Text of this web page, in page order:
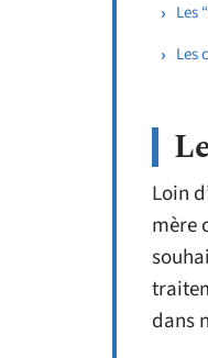
Les
Les
Loin
mère
dans